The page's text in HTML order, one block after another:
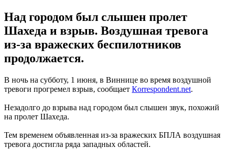
Над городом был слышен пролет
Шахеда и взрыв. Воздушная тревога
из-за вражеских беспилотников
продолжается.
В ночь на субботу, 1 июня, в Виннице во время воздушной
тревоги прогремел взрыв, сообщает Кorrespondent.net.
Незадолго до взрыва над городом был слышен звук, похожий
на пролет Шахеда.
Тем временем объявленная ​​из-за вражеских БПЛА воздушная
тревога достигла ряда западных областей.